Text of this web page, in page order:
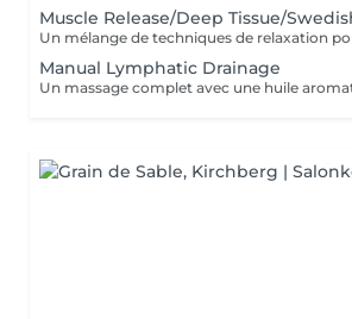
Muscle Release/Deep Tissue/
Manual Lymphatic Drainage